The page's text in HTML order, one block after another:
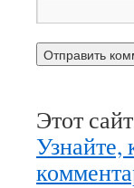
Этот
Узнайте,